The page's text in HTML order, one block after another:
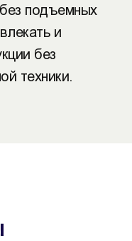
подъемных
и
без
техники.